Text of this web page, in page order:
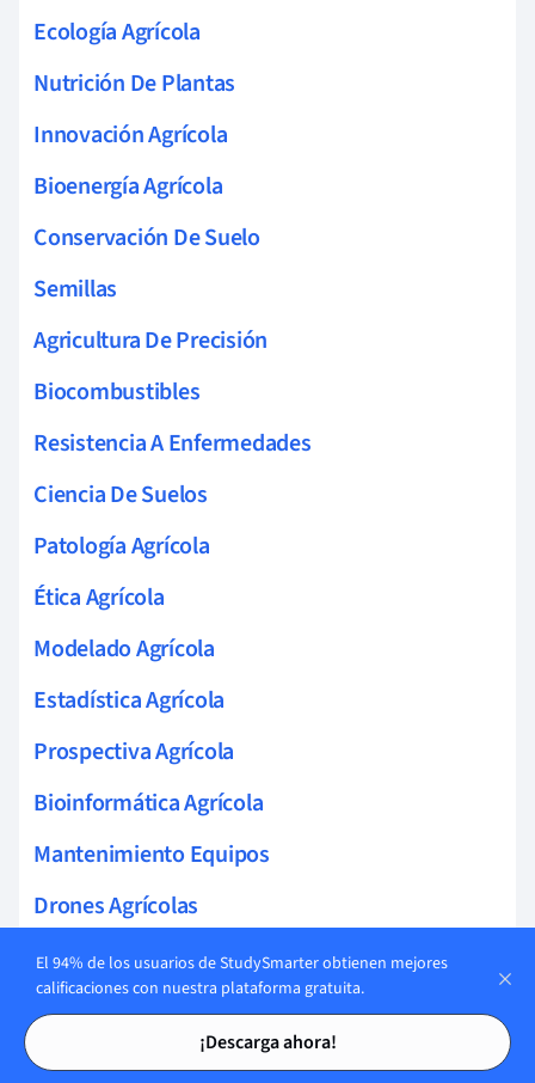
Tarjetas de estudio
Tarjetas de estudio
Ecología Agrícola
Nutrición De Plantas
Innovación Agrícola
Bioenergía Agrícola
Conservación De Suelo
Semillas
Agricultura De Precisión
Biocombustibles
Resistencia A Enfermedades
Ciencia De Suelos
Patología Agrícola
Ética Agrícola
Modelado Agrícola
Estadística Agrícola
Prospectiva Agrícola
Bioinformática Agrícola
Mantenimiento Equipos
Drones Agrícolas
Tractores Inteligentes
Robotización Agrícola
Equipos De Siembra
El 94% de los usuarios de StudySmarter obtienen mejores
calificaciones con nuestra plataforma gratuita.
¡Descarga ahora!